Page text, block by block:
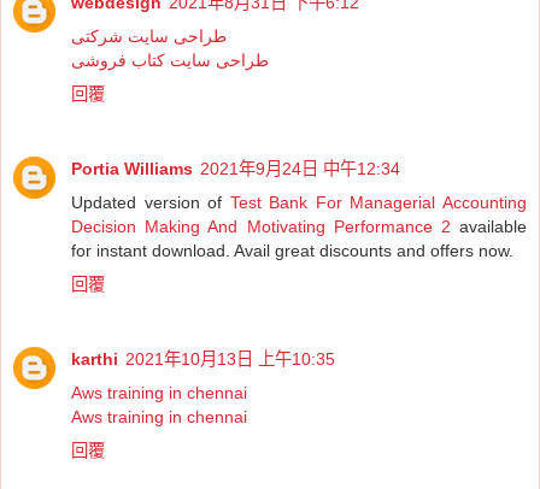
طراحی سایت شرکتی
طراحی سایت کتاب فروشی
回覆
Portia Williams 2021年9月24日 中午12:34
Updated version of Test Bank For Managerial Accounting
Decision Making And Motivating Performance 2 available
for instant download. Avail great discounts and offers now.
回覆
karthi 2021年10月13日 上午10:35
Aws training in chennai
Aws training in chennai
回覆